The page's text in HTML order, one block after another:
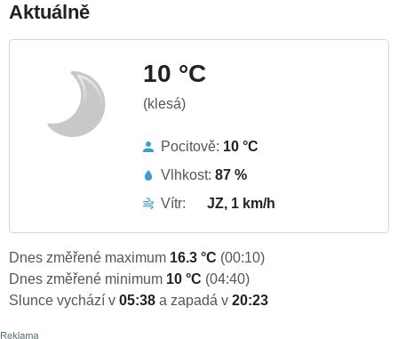
Aktuálně
10 °C
(klesá)
Pocitově: 10 °C
Vlhkost: 87 %
Vítr:
JZ, 1 km/h
Dnes změřené maximum 16.3 °C (00:10)
Dnes změřené minimum 10 °C (04:40)
Slunce vychází v 05:38 a zapadá v 20:23